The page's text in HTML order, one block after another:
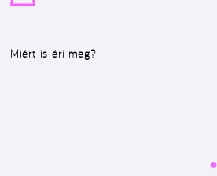
Miért is éri meg?